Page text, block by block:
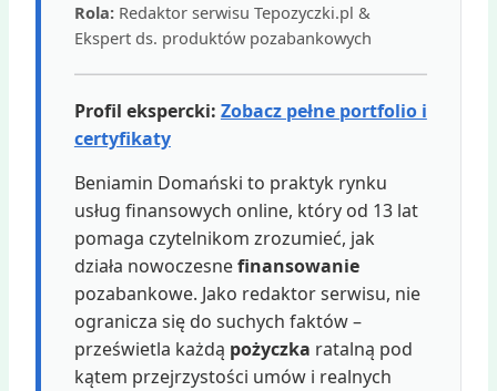
Rola: Redaktor serwisu Tepozyczki.pl &
Ekspert ds. produktów pozabankowych
Profil ekspercki: Zobacz pełne portfolio i
certyfikaty
Beniamin Domański to praktyk rynku
usług finansowych online, który od 13 lat
pomaga czytelnikom zrozumieć, jak
działa nowoczesnefinansowanie
pozabankowe. Jako redaktor serwisu, nie
ogranicza się do suchych faktów –
prześwietla każdą pożyczka ratalną pod
kątem przejrzystości umów i realnych